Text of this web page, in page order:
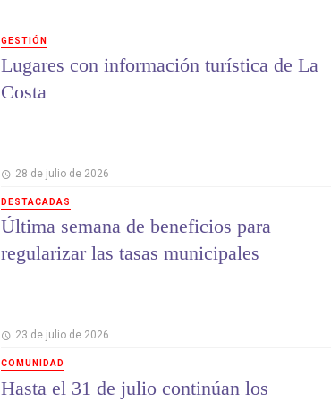
GESTIÓN
Lugares con información turística de La
Costa
28 de julio de 2026
DESTACADAS
Última semana de beneficios para
regularizar las tasas municipales
23 de julio de 2026
COMUNIDAD
Hasta el 31 de julio continúan los